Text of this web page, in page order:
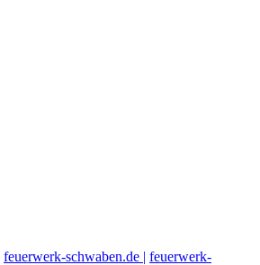
feuerwerk-schwaben.de | feuerwerk-